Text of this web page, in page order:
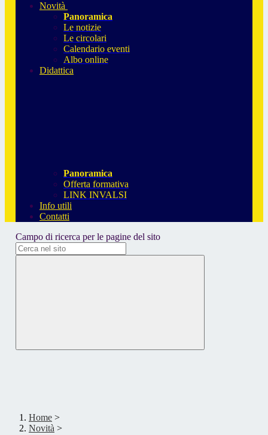
Novità
Panoramica
Le notizie
Le circolari
Calendario eventi
Albo online
Didattica
Panoramica
Offerta formativa
LINK INVALSI
Info utili
Contatti
Campo di ricerca per le pagine del sito
Home >
Novità >